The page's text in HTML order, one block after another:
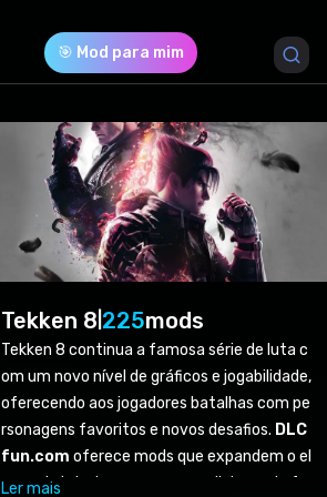
🎯 Mod para mim
Tekken 8 225mods
Tekken 8 continua a famosa série de luta c
om um novo nível de gráficos e jogabilidade,
oferecendo aos jogadores batalhas com pe
rsonagens favoritos e novos desafios. DLC
fun.com oferece mods que expandem o el
enco de lutadores e arenas, adicionando fre
Ler mais